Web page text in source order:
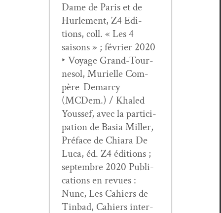
Dame de Paris et de
Hurlement, Z4 Edi­
tions, coll. « Les 4
saisons » ; févri­er 2020
‣ Voy­age Grand-Tour­
nesol, Murielle Com­
père-Demar­cy
(MCDem.) / Khaled
Youssef, avec la par­tic­i­
pa­tion de Basia Miller,
Pré­face de Chiara De
Luca, éd. Z4 édi­tions ;
sep­tem­bre 2020 Pub­li­
ca­tions en revues :
Nunc, Les Cahiers de
Tin­bad, Cahiers inter­